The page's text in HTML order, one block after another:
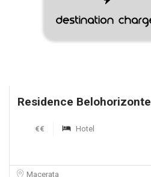
Residence Belohorizonte
€€ Hotel
Macerata